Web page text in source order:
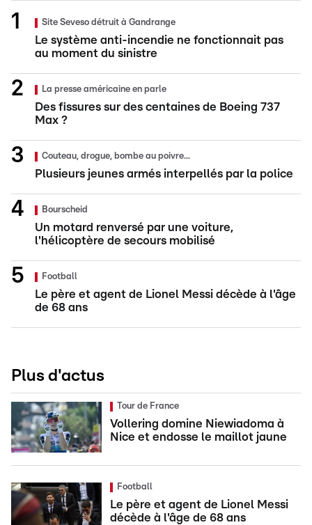
Site Seveso détruit à Gandrange
Le système anti-incendie ne fonctionnait pas
au moment du sinistre
La presse américaine en parle
Des fissures sur des centaines de Boeing 737
Max ?
Couteau, drogue, bombe au poivre...
Plusieurs jeunes armés interpellés par la police
Bourscheid
Un motard renversé par une voiture,
l'hélicoptère de secours mobilisé
Football
Le père et agent de Lionel Messi décède à l'âge
de 68 ans
Plus d'actus
Tour de France
Vollering domine Niewiadoma à
Nice et endosse le maillot jaune
Football
Le père et agent de Lionel Messi
décède à l'âge de 68 ans